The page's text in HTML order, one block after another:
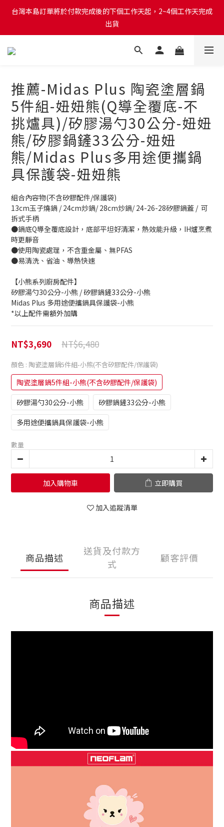
台灣本島訂單將於付款完成後的下個工作天起，2~4個工作天完成
出貨
出貨
台灣本島消費滿$999免運費
出貨
推薦-Midas Plus 陶瓷塗層鍋
5件組-妞妞熊(Q導全覆底-不
挑爐具)/矽膠湯勺30公分-妞妞
熊/矽膠鍋鏟33公分-妞妞
熊/Midas Plus多用途便攜鍋
具保護袋-妞妞熊
組合內容物(不含矽膠配件/保護袋)
13cm玉子燒鍋 / 24cm炒鍋/ 28cm炒鍋/ 24-26-28矽膠鍋蓋 /  可
拆式手柄
●鍋底Q導全覆底設計，底部平坦好清潔，熱效能升級，IH爐烹煮
時更靜音
●使用陶瓷處理，不含重金屬、無PFAS
●易清洗、省油、導熱快速
【小熊系列廚房配件】
矽膠湯勺30公分-小熊 / 矽膠鍋鏟33公分-小熊
Midas Plus 多用途便攜鍋具保護袋-小熊
*以上配件需額外加購
NT$6,480
NT$3,690
顏色 : 陶瓷塗層鍋5件組-小熊(不含矽膠配件/保護袋)
陶瓷塗層鍋5件組-小熊(不含矽膠配件/保護袋)
矽膠湯勺30公分-小熊
矽膠鍋鏟33公分-小熊
多用途便攜鍋具保護袋-小熊
數量
加入購物車 立即購買
加入追蹤清單
商品描述
送貨及付款方
式
顧客評價
商品描述